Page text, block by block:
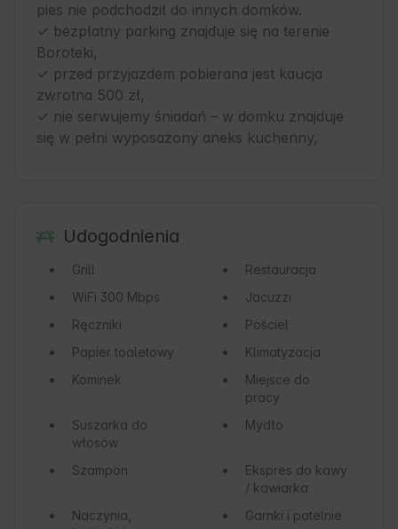
pies nie podchodził do innych domków.
✓ bezpłatny parking znajduje się na terenie
Boroteki,
✓ przed przyjazdem pobierana jest kaucja
zwrotna 500 zł,
✓ nie serwujemy śniadań – w domku znajduje
się w pełni wyposażony aneks kuchenny,
Udogodnienia
Grill
Restauracja
WiFi 300 Mbps
Jacuzzi
Ręczniki
Pościel
Papier toaletowy
Klimatyzacja
Kominek
Miejsce do
pracy
Suszarka do
włosów
Mydło
Szampon
Ekspres do kawy
/ kawiarka
Naczynia,
Garnki i patelnie